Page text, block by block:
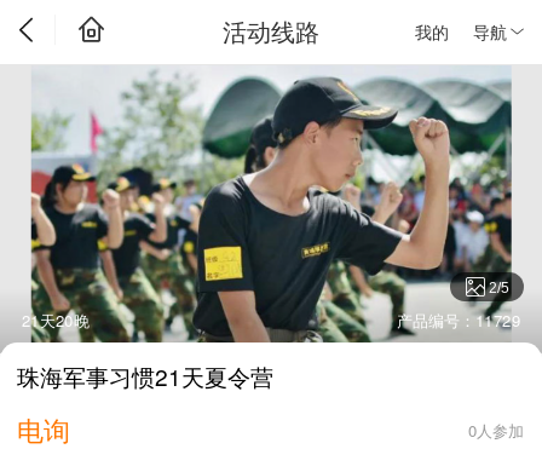
我的 导航
活动线路
2/5
21天20晚 产品编号：11729
珠海军事习惯21天夏令营
电询 0人参加